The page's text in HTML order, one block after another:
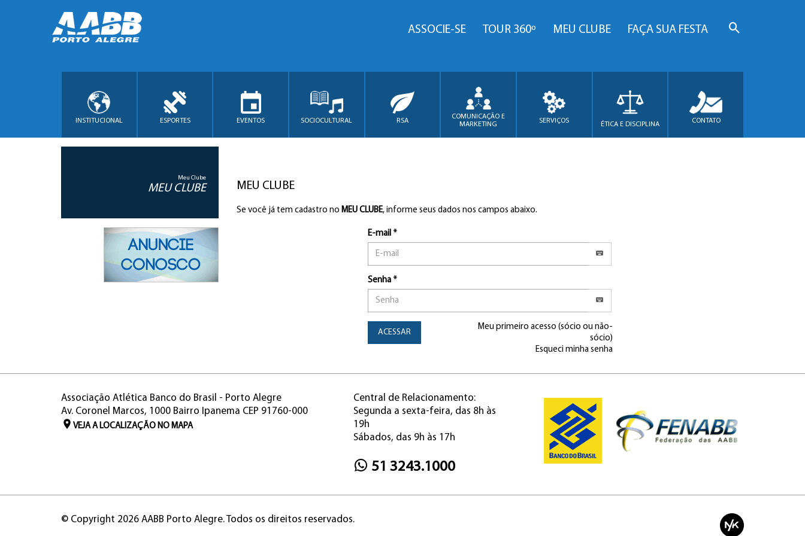
ASSOCIE-SE TOUR 360º MEU CLUBE FAÇA SUA FESTA
INSTITUCIONAL ESPORTES EVENTOS SOCIOCULTURAL RSA
COMUNICAÇÃO E
MARKETING
SERVIÇOS ÉTICA E DISCIPLINA CONTATO
Meu Clube
MEU CLUBE MEU CLUBE
Se você já tem cadastro no MEU CLUBE, informe seus dados nos campos abaixo.
E-mail *
Senha *
ACESSAR
Meu primeiro acesso (sócio ou não-
sócio)
Esqueci minha senha
Associação Atlética Banco do Brasil - Porto Alegre
Av. Coronel Marcos, 1000 Bairro Ipanema CEP 91760-000
VEJA A LOCALIZAÇÃO NO MAPA
Central de Relacionamento:
Segunda a sexta-feira, das 8h às
19h
Sábados, das 9h às 17h
51 3243.1000
© Copyright 2026 AABB Porto Alegre. Todos os direitos reservados.